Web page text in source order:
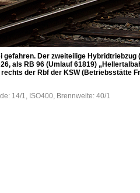
Der zweiteilige
als RB 96 (Umlauf 61819)
der Rbf der KSW (Betriebsstätte
14/1, ISO400, Brennweite: 40/1